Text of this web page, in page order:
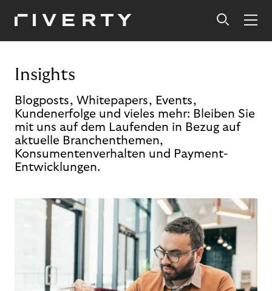
Insights
Blogposts, Whitepapers, Events,
Kundenerfolge und vieles mehr: Bleiben Sie
mit uns auf dem Laufenden in Bezug auf
aktuelle Branchenthemen,
Konsumentenverhalten und Payment-
Entwicklungen.